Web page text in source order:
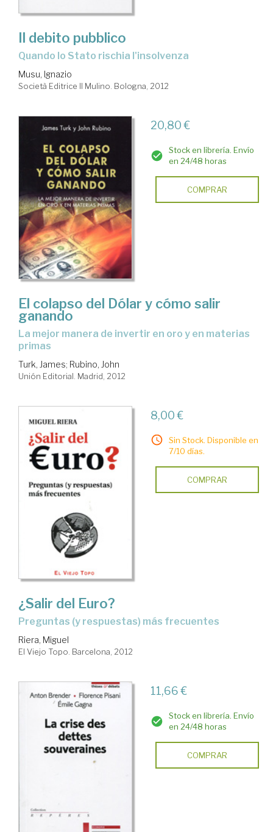
Il debito pubblico
quando lo Stato rischia l'insolvenza
Musu, Ignazio
Società Editrice Il Mulino. Bologna, 2012
20,80 €
Stock en librería. Envío
en 24/48 horas
COMPRAR
El colapso del Dólar y cómo salir
ganando
la mejor manera de invertir en oro y en materias
primas
Turk, James; Rubino, John
Unión Editorial. Madrid, 2012
8,00 €
Sin Stock. Disponible en
7/10 días.
COMPRAR
¿Salir del Euro?
preguntas (y respuestas) más frecuentes
Riera, Miguel
El Viejo Topo. Barcelona, 2012
11,66 €
Stock en librería. Envío
en 24/48 horas
COMPRAR